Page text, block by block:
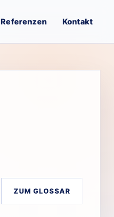
Referenzen Kontakt
ZUM GLOSSAR